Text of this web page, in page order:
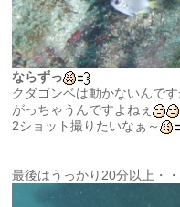
ならずっ
クダゴンベは動かないんで
がっちゃうんですよねぇ
2ショット撮りたいなぁ～
最後はうっかり20分以上・・